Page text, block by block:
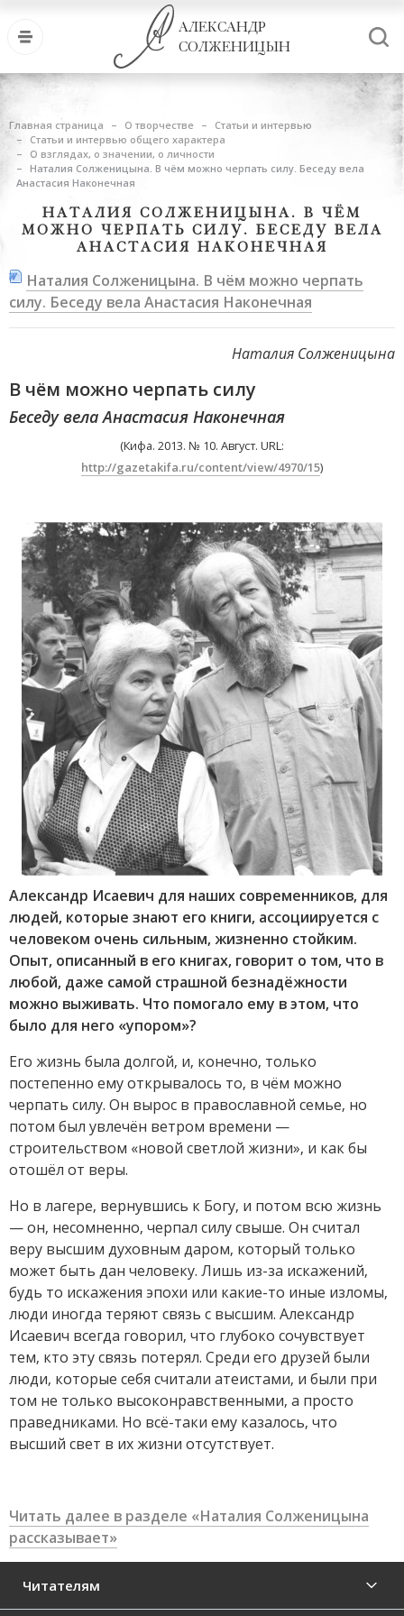
АЛЕКСАНДР
СОЛЖЕНИЦЫН
Главная страница О творчестве
Статьи и интервью
Статьи и интервью общего характера
О взглядах, о значении, о личности
Наталия Солженицына. В чём можно черпать силу. Беседу вела
Анастасия Наконечная
НАТАЛИЯ СОЛЖЕНИЦЫНА. В ЧЁМ
МОЖНО ЧЕРПАТЬ СИЛУ. БЕСЕДУ ВЕЛА
АНАСТАСИЯ НАКОНЕЧНАЯ
Наталия Солженицына. В чём можно черпать
силу. Беседу вела Анастасия Наконечная
Наталия Солженицына
В чём можно черпать силу
Беседу вела Анастасия Наконечная
(Кифа. 2013. № 10. Август. URL:
http://gazetakifa.ru/content/view/4970/15)
Александр Исаевич для наших современников, для
людей, которые знают его книги, ассоциируется с
человеком очень сильным, жизненно стойким.
Опыт, описанный в его книгах, говорит о том, что в
любой, даже самой страшной безнадёжности
можно выживать. Что помогало ему в этом, что
было для него «упором»?
Его жизнь была долгой, и, конечно, только
постепенно ему открывалось то, в чём можно
черпать силу. Он вырос в православной семье, но
потом был увлечён ветром времени —
строительством «новой светлой жизни», и как бы
отошёл от веры.
Но в лагере, вернувшись к Богу, и потом всю жизнь
— он, несомненно, черпал силу свыше. Он считал
веру высшим духовным даром, который только
может быть дан человеку. Лишь из-за искажений,
будь то искажения эпохи или какие-то иные изломы,
люди иногда теряют связь с высшим. Александр
Исаевич всегда говорил, что глубоко сочувствует
тем, кто эту связь потерял. Среди его друзей были
люди, которые себя считали атеистами, и были при
том не только высоконравственными, а просто
праведниками. Но всё-таки ему казалось, что
высший свет в их жизни отсутствует.
Читать далее в разделе «Наталия Солженицына
рассказывает»
Читателям